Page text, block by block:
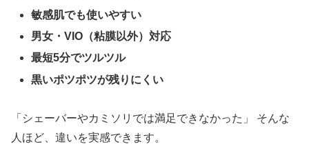
敏感肌でも使いやすい
男女・VIO（粘膜以外）対応
最短5分でツルツル
黒いポツポツが残りにくい
「シェーバーやカミソリでは満足できなかった」 そんな
人ほど、違いを実感できます。